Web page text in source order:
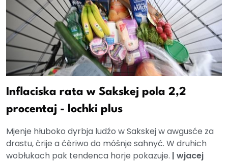
Inflaciska rata w Sakskej pola 2,2
procentaj - lochki plus
Mjenje hłuboko dyrbja ludźo w Sakskej w awgusće za
drastu, črije a ćěriwo do móšnje sahnyć. W druhich
wobłukach pak tendenca horje pokazuje. | wjacej